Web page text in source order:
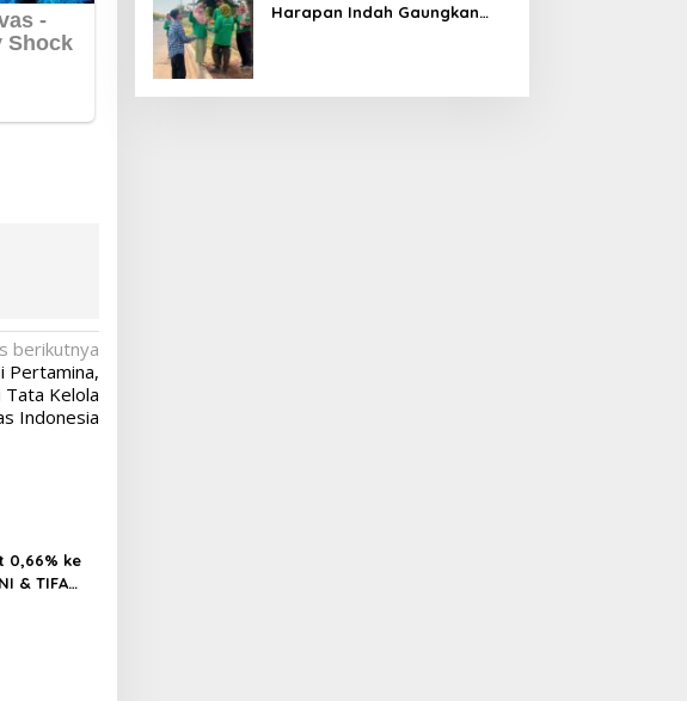
berikutnya
Pertamina,
Kelola
Indonesia
0,66% ke
& TIFA
Harapan Indah Gaungkan